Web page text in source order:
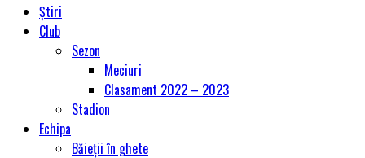
Știri
Club
Sezon
Meciuri
Clasament 2022 – 2023
Stadion
Echipa
Băieții în ghete